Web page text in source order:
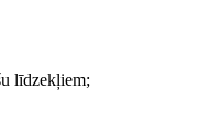
līdzekļiem;